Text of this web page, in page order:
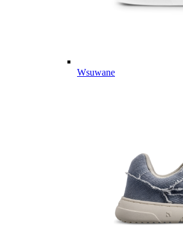
Wsuwane